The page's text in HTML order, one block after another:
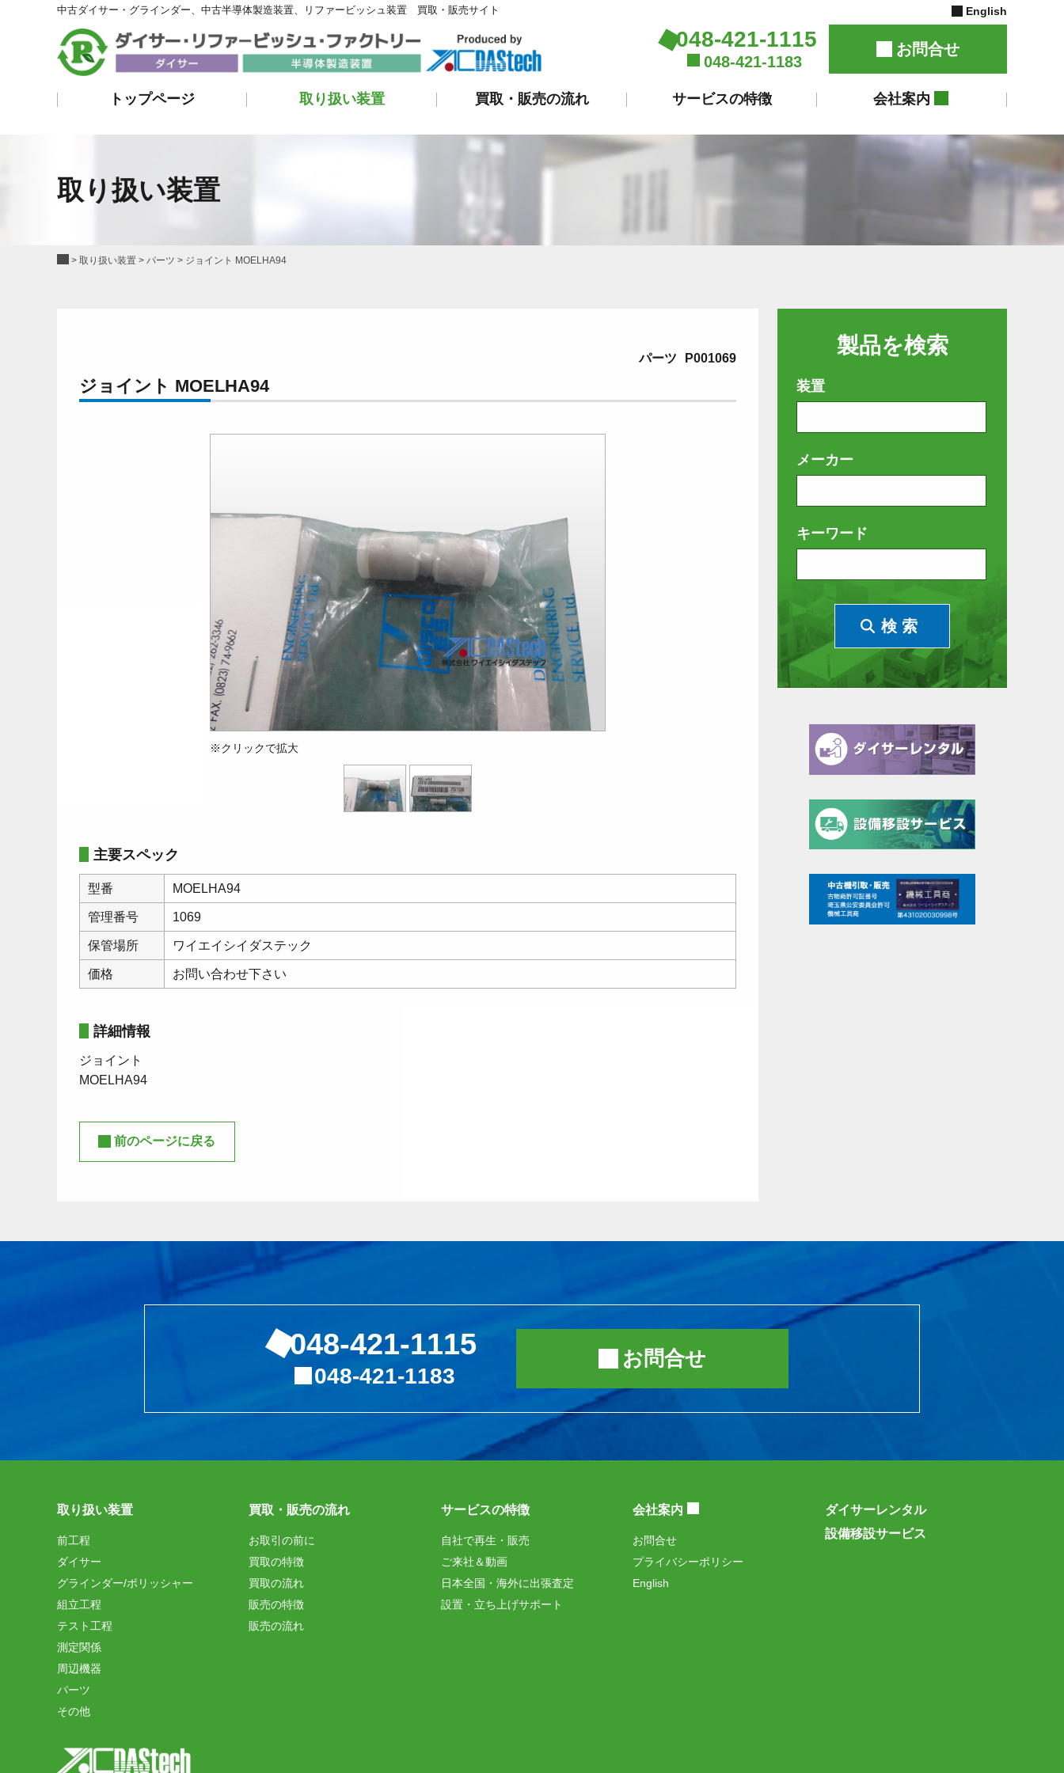
中古ダイサー・グラインダー、中古半導体製造装置、リファービッシュ装置 買取・販売サイト English
048-421-1115
048-421-1183
お問合せ
トップページ 取り扱い装置 買取・販売の流れ サービスの特徴 会社案内
取り扱い装置
> 取り扱い装置 > パーツ > ジョイント MOELHA94
パーツ P001069
ジョイント MOELHA94
※クリックで拡大
主要スペック
型番 MOELHA94
管理番号 1069
保管場所 ワイエイシイダステック
価格 お問い合わせ下さい
詳細情報
ジョイント
MOELHA94
前のページに戻る
製品を検索
装置
メーカー
キーワード
048-421-1115
048-421-1183
お問合せ
取り扱い装置
前工程
ダイサー
グラインダー/ポリッシャー
組立工程
テスト工程
測定関係
周辺機器
パーツ
その他
買取・販売の流れ
お取引の前に
買取の特徴
買取の流れ
販売の特徴
販売の流れ
サービスの特徴
自社で再生・販売
ご来社＆動画
日本全国・海外に出張査定
設置・立ち上げサポート
会社案内
お問合せ
プライバシーポリシー
English
ダイサーレンタル
設備移設サービス